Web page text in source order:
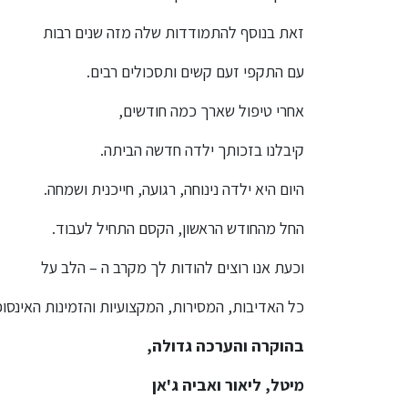
זאת בנוסף להתמודדות שלה מזה שנים רבות
עם התקפי זעם קשים ותסכולים רבים.
אחרי טיפול שארך כמה חודשים,
קיבלנו בזכותך ילדה חדשה הביתה.
היום היא ילדה נינוחה, רגועה, חייכנית ושמחה.
החל מהחודש הראשון, הקסם התחיל לעבוד.
וכעת אנו רוצים להודות לך מקרב ה – הלב על
כל האדיבות, המסירות, המקצועיות והזמינות
בהוקרה והערכה גדולה,
מיטל, ליאור ואביה ג'אן